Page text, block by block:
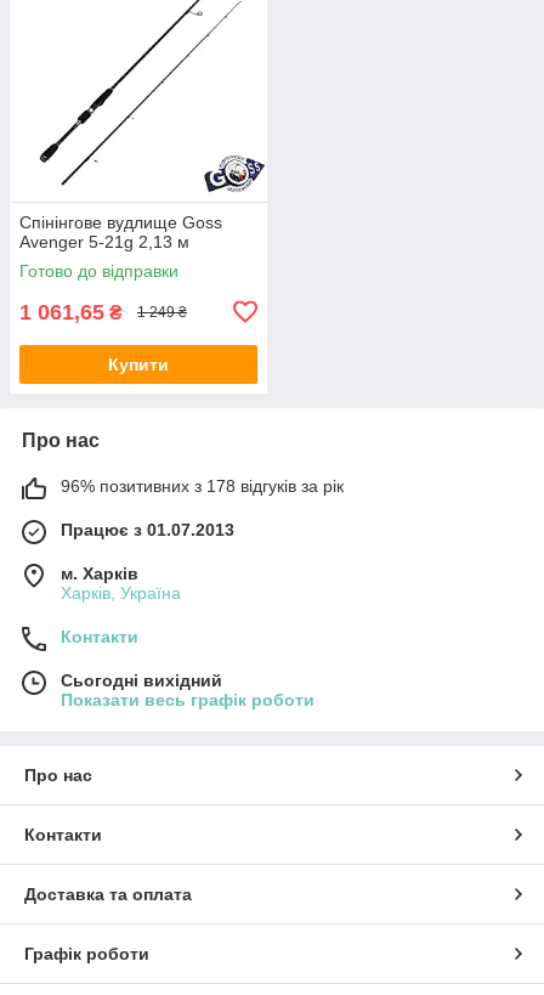
Спінінгове вудлище Goss
Avenger 5-21g 2,13 м
Готово до відправки
1 061,65 ₴ 1 249 ₴
Купити
Про нас
96% позитивних з 178 відгуків за рік
Працює з 01.07.2013
м. Харків
Харків, Україна
Контакти
Сьогодні вихідний
Показати весь графік роботи
Про нас
Контакти
Доставка та оплата
Графік роботи